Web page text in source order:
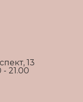
13
21.00